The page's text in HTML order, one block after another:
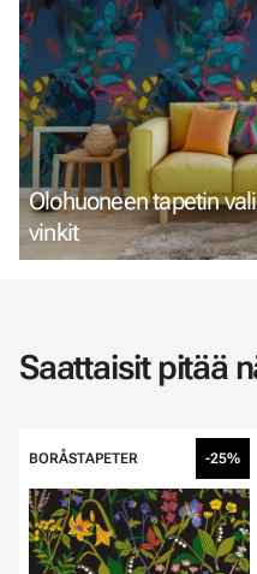
Olohuoneen tapetin
vinkit
Saattaisit pitää
BORÅSTAPETER -25%